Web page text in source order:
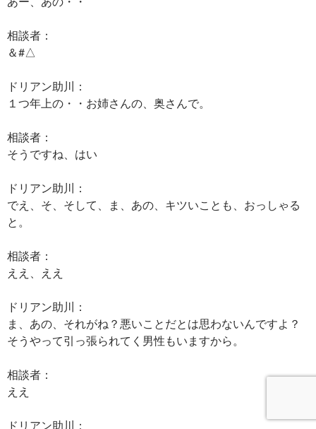
相談者：
＆#△
ドリアン助川：
１つ年上の・・お姉さんの、奥さんで。
相談者：
そうですね、はい
ドリアン助川：
でえ、そ、そして、ま、あの、キツいことも、おっしゃる
と。
相談者：
ええ、ええ
ドリアン助川：
ま、あの、それがね？悪いことだとは思わないんですよ？
そうやって引っ張られてく男性もいますから。
相談者：
ええ
ドリアン助川：